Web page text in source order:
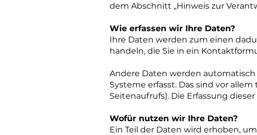
dem Abschnitt „Hinweis zur
Wie erfassen wir Ihre Daten?
Ihre Daten werden zum einen
handeln, die Sie in ein
Andere Daten werden
Systeme erfasst. Das sind vor
Seitenaufrufs). Die Erfassung
Wofür nutzen wir Ihre Daten?
Ein Teil der Daten wird erhoben,